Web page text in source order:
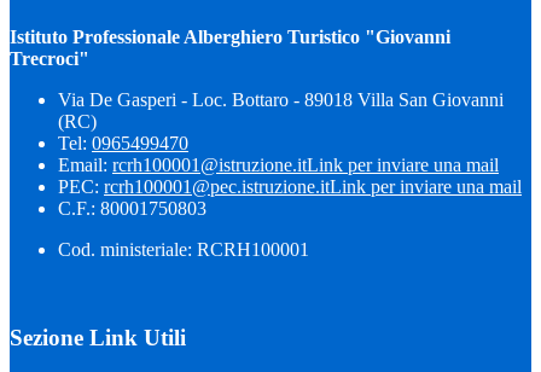
Istituto Professionale Alberghiero Turistico "Giovanni
Trecroci"
Via De Gasperi - Loc. Bottaro - 89018 Villa San Giovanni
(RC)
Tel: 0965499470
Email: rcrh100001@istruzione.itLink per inviare una mail
PEC: rcrh100001@pec.istruzione.itLink per inviare una mail
C.F.: 80001750803
Cod. ministeriale: RCRH100001
Sezione Link Utili